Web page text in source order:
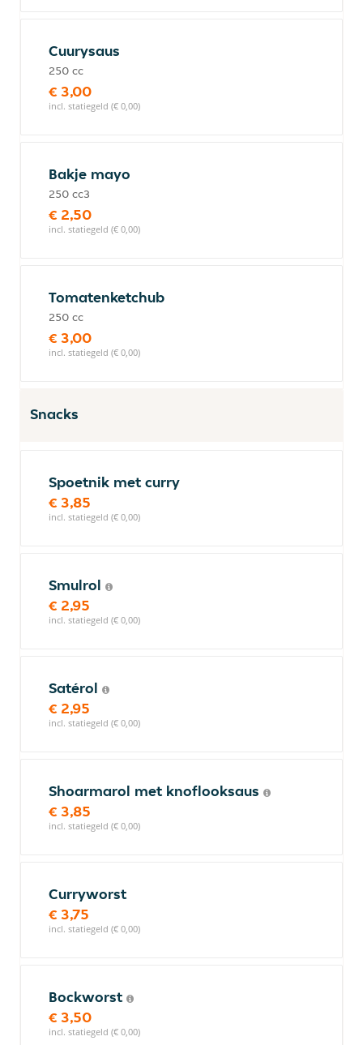
Cuurysaus
250 cc
€ 3,00
incl. statiegeld (€ 0,00)
Bakje mayo
250 cc3
€ 2,50
incl. statiegeld (€ 0,00)
Tomatenketchub
250 cc
€ 3,00
incl. statiegeld (€ 0,00)
Snacks
Spoetnik met curry
€ 3,85
incl. statiegeld (€ 0,00)
Smulrol
€ 2,95
incl. statiegeld (€ 0,00)
Satérol
€ 2,95
incl. statiegeld (€ 0,00)
Shoarmarol met knoflooksaus
€ 3,85
incl. statiegeld (€ 0,00)
Curryworst
€ 3,75
incl. statiegeld (€ 0,00)
Bockworst
€ 3,50
incl. statiegeld (€ 0,00)